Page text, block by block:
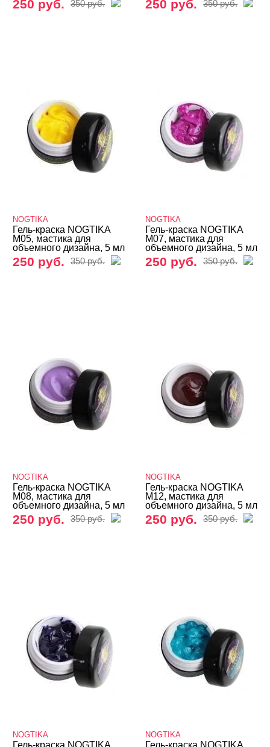
4-d гели
База
Вельвет
Для френча
250 руб. 350 руб. 250 руб. 350 руб.
NOGTIKA
Гель-краска NOGTIKA
M05, мастика для
объемного дизайна, 5 мл
250 руб. 350 руб.
NOGTIKA
Гель-краска NOGTIKA
M07, мастика для
объемного дизайна, 5 мл
250 руб. 350 руб.
NOGTIKA
Гель-краска NOGTIKA
M08, мастика для
объемного дизайна, 5 мл
250 руб. 350 руб.
NOGTIKA
Гель-краска NOGTIKA
M12, мастика для
объемного дизайна, 5 мл
250 руб. 350 руб.
NOGTIKA
Гель-краска NOGTIKA
NOGTIKA
Гель-краска NOGTIKA